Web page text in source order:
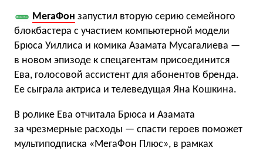
МегаФон запустил вторую серию семейного
блокбастера с участием компьютерной модели
Брюса Уиллиса и комика Азамата Мусагалиева —
в новом эпизоде к спецагентам присоединится
Ева, голосовой ассистент для абонентов бренда.
Ее сыграла актриса и телеведущая Яна Кошкина.
В ролике Ева отчитала Брюса и Азамата
за чрезмерные расходы — спасти героев поможет
мультиподписка «МегаФон Плюс», в рамках